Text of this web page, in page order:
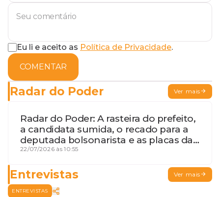
Eu li e aceito as Política de Privacidade.
COMENTAR
Radar do Poder Ver mais
Radar do Poder: A rasteira do prefeito,
a candidata sumida, o recado para a
deputada bolsonarista e as placas da
discórdia
22/07/2026 às 10:55
Entrevistas Ver mais
ENTREVISTAS